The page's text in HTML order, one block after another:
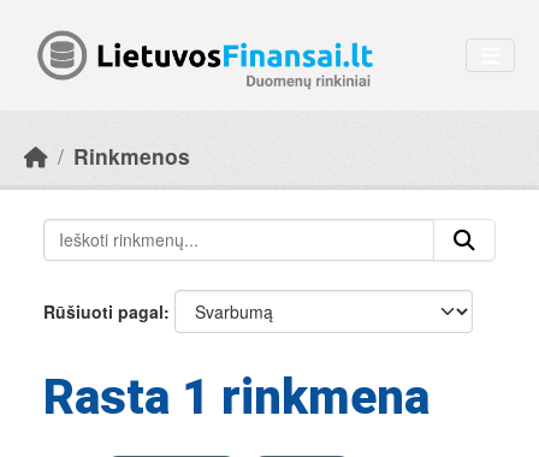
Rinkmenos
Rūšiuoti pagal
Rasta 1 rinkmena